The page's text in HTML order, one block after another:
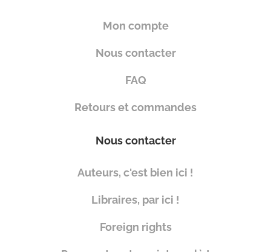
Mon compte
Nous contacter
FAQ
Retours et commandes
Nous contacter
Auteurs, c'est bien ici !
Libraires, par ici !
Foreign rights